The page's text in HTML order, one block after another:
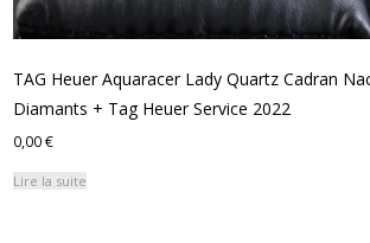
TAG Heuer Aquaracer Lady Quartz Cadran
Diamants + Tag Heuer Service 2022
0,00€
Lire la suite